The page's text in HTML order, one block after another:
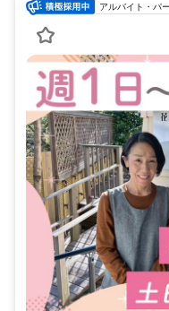
アルバイト・パ